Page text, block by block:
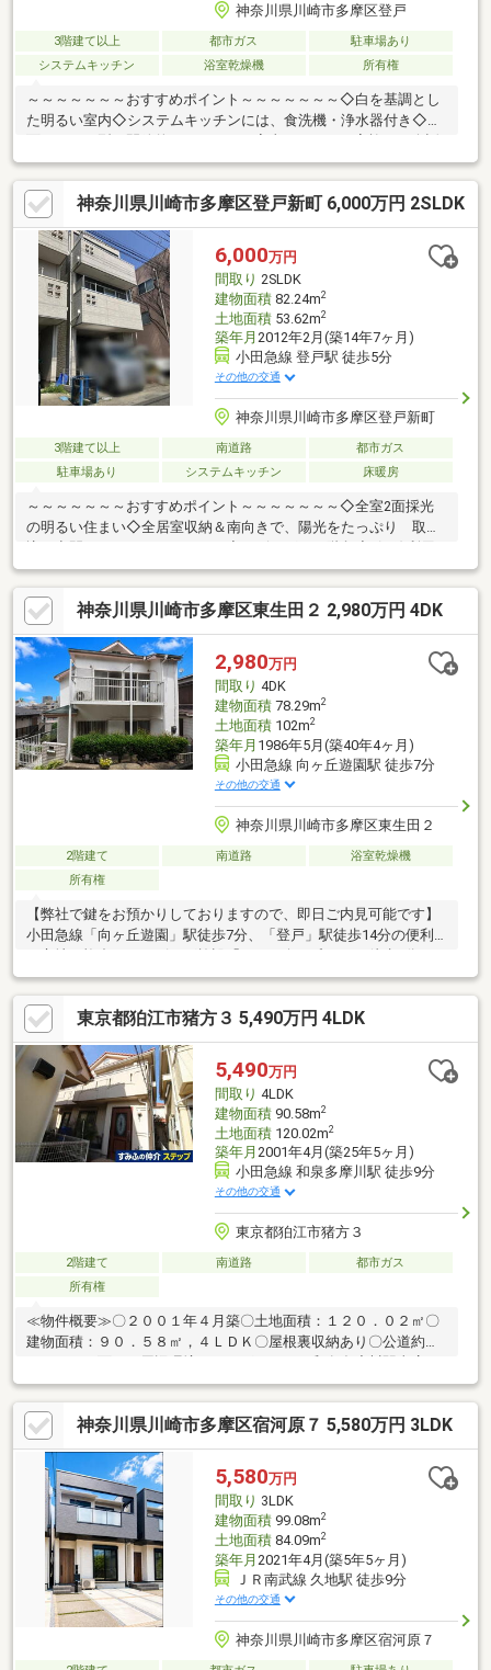
神奈川県川崎市多摩区登戸
3階建て以上 都市ガス
駐車場あり
システムキッチン
浴室乾燥機 所有権
～～～～～～～おすすめポイント～～～～～～～◇白を基調とし
た明るい室内◇システムキッチンには、食洗機・浄水器付き◇対
面キッチン型の開放的なＬＤＫ！ 家事をしながら家族との会話
も実現◇物件周辺には商業施設多数◇ＪＲ南武線、小田急線と2
沿線利用可で 各方面へのアクセスも良好【センチュリー２１ホ
ームライフ】「０１２０-８６５-０２１」（通話料無料）住宅ロ
ーンのご相談、無料ＦＰも承ります！お気軽にお問合せ下さい
♪「登戸」駅から徒歩３分！駐車場完備！『キッズルーム・授乳
室・おむつ変え室』も完備しておりますので、小さなお子様がい
らっしゃるお客様も安心してご来店下さい。
神奈川県川崎市多摩区登戸新町 6,000万円 2SLDK
6,000万円
間取り 2SLDK
建物面積82.24m2
土地面積53.62m2
築年月 2012年2月(築14年7ヶ月)
小田急線 登戸駅 徒歩5分
その他の交通
神奈川県川崎市多摩区登戸新町
3階建て以上 南道路
都市ガス
駐車場あり
システムキッチン 床暖房
～～～～～～～おすすめポイント～～～～～～～◇全室2面採光
の明るい住まい◇全居室収納＆南向きで、陽光をたっぷり 取り
可◇スーパーや商業施設などが整い通勤、通学、買物にも 便利
な立地で資産価値も考慮できる物件です！【センチュリー２１ホ
ームライフ】「０１２０-８６５-０２１」（通話料無料）住宅ロ
ーンのご相談、無料ＦＰも承ります！お気軽にお問合せ下さい
♪「登戸」駅から徒歩３分！駐車場完備！『キッズルーム・授乳
室・おむつ変え室』も完備しておりますので、小さなお子様がい
らっしゃるお客様も安心してご来店下さい。
神奈川県川崎市多摩区東生田２ 2,980万円 4DK
2,980万円
間取り 4DK
建物面積78.29m2
土地面積102m2
築年月 1986年5月(築40年4ヶ月)
小田急線 向ヶ丘遊園駅 徒歩7分
その他の交通
神奈川県川崎市多摩区東生田２
2階建て 南道路
浴室乾燥機
所有権
【弊社で鍵をお預かりしておりますので、即日ご内見可能です】
小田急線「向ヶ丘遊園」駅徒歩7分、「登戸」駅徒歩14分の便利
な立地。複合ショッピング施設「クロス向ヶ丘」まで徒歩4分と、
お買い物にも便利な住環境です。ゆとりある4DKの間取りで、ご
家族でゆったりとお住まいいただけます。北側は視界が開けてお
り、眺望と開放感を享受できる住まい。窓が多く、風通しも良好
です。周辺は閑静な住宅街で緑も多く、落ち着いた暮らしを実現
できます。現況のままお住まいいただくのはもちろん、お好みに
合わせたリフォーム・リノベーション素材としてもおすすめで
す。ぜひ現地にて住環境や開放感をご体感ください。
東京都狛江市猪方３ 5,490万円 4LDK
5,490万円
間取り 4LDK
建物面積90.58m2
土地面積120.02m2
築年月 2001年4月(築25年5ヶ月)
小田急線 和泉多摩川駅 徒歩9分
その他の交通
東京都狛江市猪方３
2階建て 南道路
都市ガス
所有権
≪物件概要≫〇２００１年４月築〇土地面積：１２０．０２㎡〇
建物面積：９０．５８㎡，４ＬＤＫ〇屋根裏収納あり〇公道約
約620mセブンイレブン狛江猪方3丁目店……約110m和泉多摩川駅
前郵便局……約530mクスリのナカヤマ薬局和泉多摩川店……約
640m野澤医院……約380m小幡医院……約530mあゆみ接骨院……約
530m狛江第六小学校……約570m狛江第二中学校……約500m
神奈川県川崎市多摩区宿河原７ 5,580万円 3LDK
5,580万円
間取り 3LDK
建物面積99.08m2
土地面積84.09m2
築年月 2021年4月(築5年5ヶ月)
ＪＲ南武線 久地駅 徒歩9分
その他の交通
神奈川県川崎市多摩区宿河原７